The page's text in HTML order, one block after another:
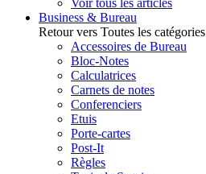
Voir tous les articles
Business & Bureau
Retour vers Toutes les catégories
Accessoires de Bureau
Bloc-Notes
Calculatrices
Carnets de notes
Conferenciers
Etuis
Porte-cartes
Post-It
Règles